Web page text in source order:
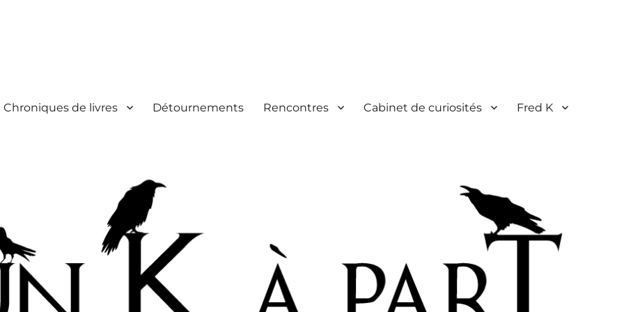
Chroniques de livres Détournements Rencontres Cabinet de curiosités Fred K